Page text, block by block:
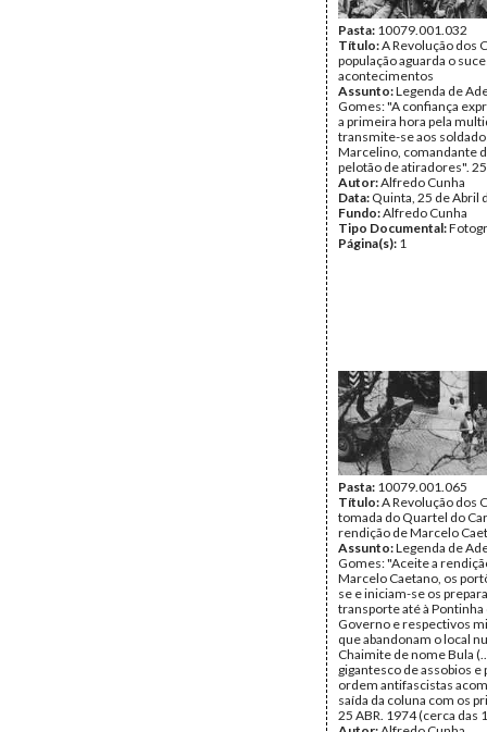
Pasta: 10079.001.032
Título:A Revolução dos
população aguarda o
acontecimentos
Assunto:Legenda de
Gomes: "A confiança
a primeira hora pela
transmite-se aos
Marcelino, comandante
pelotão de atiradores".
Autor:Alfredo Cunha
Data: Quinta, 25 de Abril
Fundo:Alfredo Cunha
Tipo Documental:
Página(s): 1
Pasta: 10079.001.065
Título:A Revolução dos
tomada do Quartel do
rendição de Marcelo
Assunto:Legenda de
Gomes: "Aceite a
Marcelo Caetano, os
se e iniciam-se os
transporte até à
Governo e respectivos
que abandonam o local
Chaimite de nome Bula
gigantesco de assobios e
ordem antifascistas
saída da coluna com os
25 ABR. 1974 (cerca das